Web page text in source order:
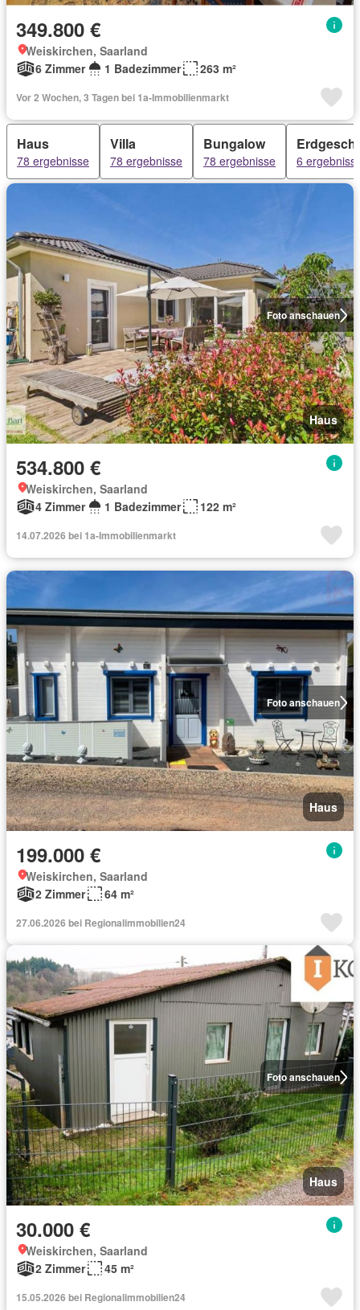
349.800 €
Weiskirchen, Saarland
6 Zimmer
1 Badezimmer 263 m²
Vor 2 Wochen, 3 Tagen bei 1a-Immobilienmarkt
Haus
78 ergebnisse
Villa
78 ergebnisse
Bungalow
78 ergebnisse 6
Foto anschauen
Haus
534.800 €
Weiskirchen, Saarland
4 Zimmer
1 Badezimmer 122 m²
14.07.2026 bei 1a-Immobilienmarkt
Foto anschauen
Haus
199.000 €
Weiskirchen, Saarland
2 Zimmer
64 m²
27.06.2026 bei Regionalimmobilien24
Foto anschauen
Haus
30.000 €
Weiskirchen, Saarland
2 Zimmer
45 m²
15.05.2026 bei Regionalimmobilien24